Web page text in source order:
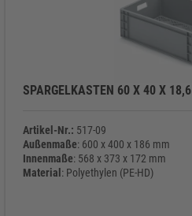
SPARGELKASTEN 60 X 40 X 18,6
Artikel-Nr.: 517-09
Außenmaße: 600 x 400 x 186 mm
Innenmaße: 568 x 373 x 172 mm
Material: Polyethylen (PE-HD)